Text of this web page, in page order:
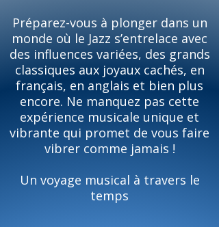
Préparez-vous à plonger dans un
monde où le Jazz s’entrelace avec
des influences variées, des grands
classiques aux joyaux cachés, en
français, en anglais et bien plus
encore. Ne manquez pas cette
expérience musicale unique et
vibrante qui promet de vous faire
vibrer comme jamais !
Un voyage musical à travers le
temps